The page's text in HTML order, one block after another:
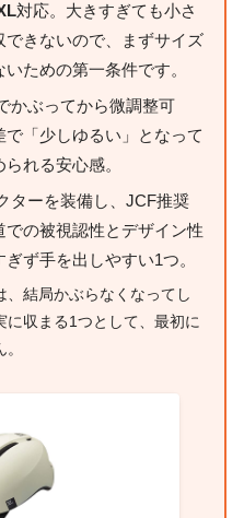
対応。大きすぎても小さ
きないので、まずサイズ
ための第一条件です。
かぶってから微調整可
「少しゆるい」となって
れる安心感。
ターを装備し、JCF推奨
の被視認性とデザイン性
ず手を出しやすい1つ。
結局かぶらなくなってし
に収まる1つとして、最初に